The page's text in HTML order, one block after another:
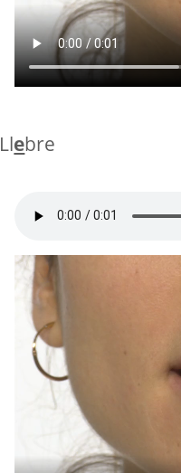
Llebre